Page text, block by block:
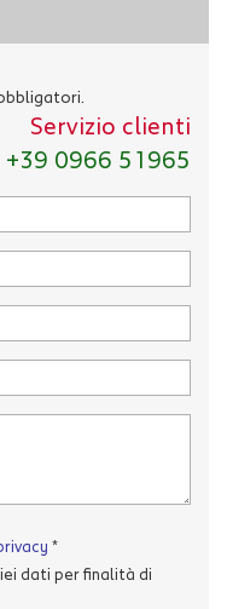
privacy*
Servizio clienti
+39 0966 51965
*
dati per finalità di